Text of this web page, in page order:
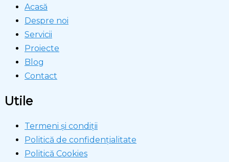
Acasă
Despre noi
Servicii
Proiecte
Blog
Contact
Utile
Termeni și condiții
Politică de confidențialitate
Politică Cookies